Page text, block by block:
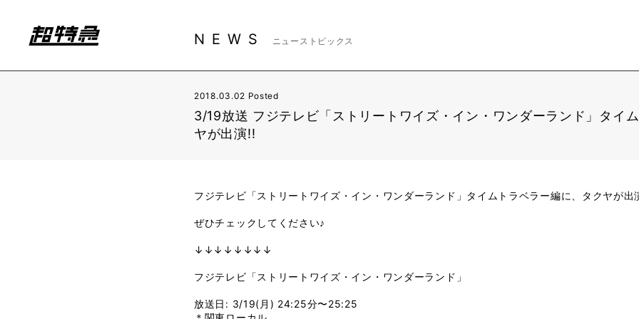
NEWS ニューストピックス
2018.03.02 Posted
3/19放送 フジテレビ「ストリートワイズ・イン・ワンダーランド」タイ
ヤが出演!!
フジテレビ「ストリートワイズ・イン・ワンダーランド」タイムトラベラー編に、タクヤが出
ぜひチェックしてください♪
↓↓↓↓↓↓↓↓
フジテレビ「ストリートワイズ・イン・ワンダーランド」
放送日: 3/19(月) 24:25分〜25:25